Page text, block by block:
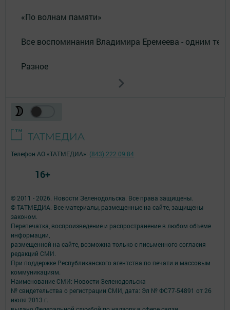
«По волнам памяти»
Все воспоминания Владимира Еремеева - одним
Разное
© 2011 - 2026. Новости Зеленодольска. Все права защищены.
© ТАТМЕДИА. Все материалы, размещенные на сайте, защищены
законом.
Перепечатка, воспроизведение и распространение в любом объеме
информации,
размещенной на сайте, возможна только с письменного согласия
редакций СМИ.
При поддержке Республиканского агентства по печати и массовым
коммуникациям.
Наименование СМИ: Новости Зеленодольска
№ свидетельства о регистрации СМИ, дата: Эл № ФС77-54891 от 26
июля 2013 г.
Телефон АО «ТАТМЕДИА»: (843) 222 09 84
16+